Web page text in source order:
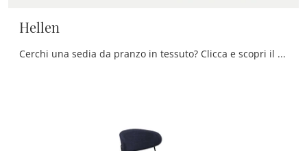
Hellen
Cerchi una sedia da pranzo in tessuto? Clicca e scopri il modello Hellen di Zamagna per ultimare i tuoi locali ottimamente.